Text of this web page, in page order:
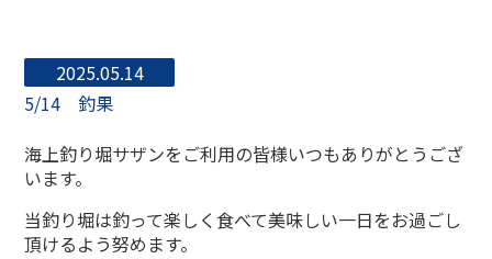
2025.05.14
5/14 釣果
海上釣り堀サザンをご利用の皆様いつもありがとうござ
います。
当釣り堀は釣って楽しく食べて美味しい一日をお過ごし
頂けるよう努めます。